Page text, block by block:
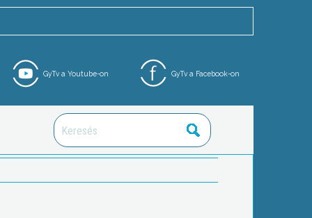
GyTv a Facebook-on
GyTv a Youtube-on